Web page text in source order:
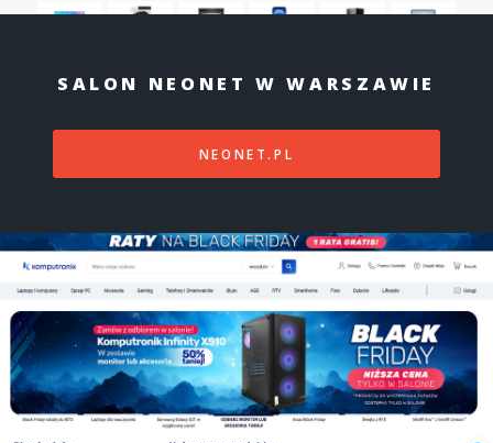
SALON NEONET W WARSZAWIE
NEONET.PL